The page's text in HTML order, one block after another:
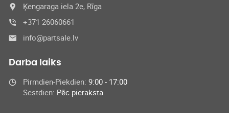
Ķengaraga iela 2e, Rīga
+371 26060661
info@partsale.lv
Darba laiks
Pirmdien-Piekdien: 9:00 - 17:00
Sestdien: Pēc pieraksta